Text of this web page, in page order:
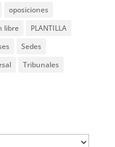
oposiciones
libre
PLANTILLA
Sedes
Tribunales